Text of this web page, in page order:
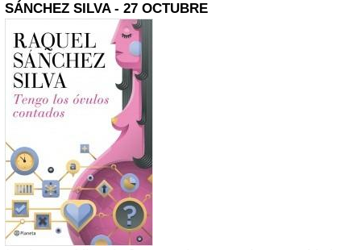
SÁNCHEZ SILVA - 27 OCTUBRE